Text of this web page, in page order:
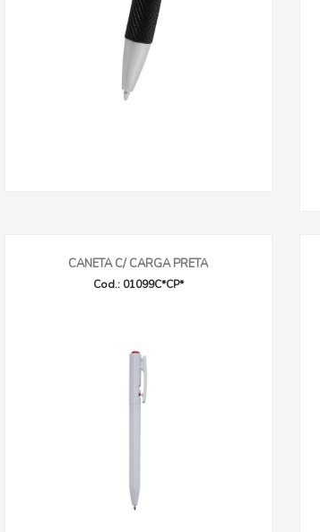
CANETA C/ CARGA PRETA
Cod.: 01099C*CP*